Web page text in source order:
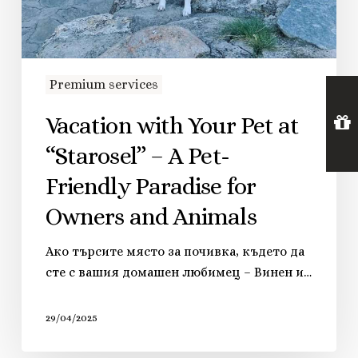
Premium services
Vacation with Your Pet at
“Starosel” – A Pet-
Friendly Paradise for
Owners and Animals
Ако търсите място за почивка, където да
сте с вашия домашен любимец – Винен и…
29/04/2025